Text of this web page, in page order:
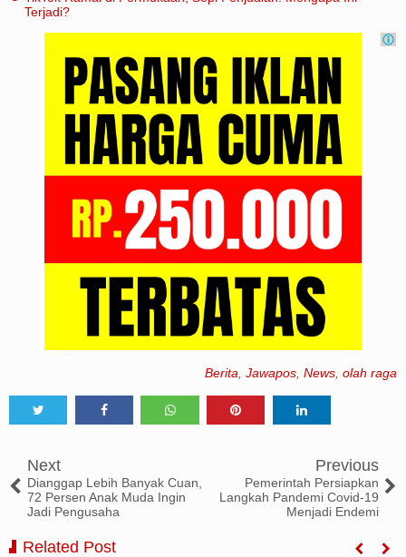
Terjadi?
Berita Jawapos News olah raga
Next
Dianggap Lebih Banyak Cuan,
72 Persen Anak Muda Ingin
Jadi Pengusaha
Previous
Pemerintah Persiapkan
Langkah Pandemi Covid-19
Menjadi Endemi
Related Post